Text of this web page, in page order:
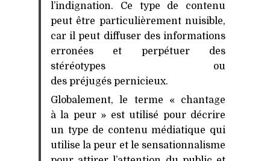
l’indignation. Ce type de contenu
peut être particulièrement nuisible,
car il peut diffuser des informations
erronées et perpétuer des
stéréotypes ou
des préjugés pernicieux.
Globalement, le terme « chantage
à la peur » est utilisé pour décrire
un type de contenu médiatique qui
utilise la peur et le sensationnalisme